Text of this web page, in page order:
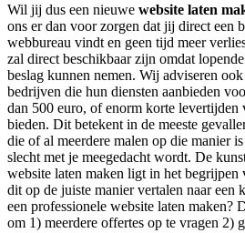
Wil jij dus een nieuwe website laten
ons er dan voor zorgen dat jij direct een
webbureau vindt en geen tijd meer
zal direct beschikbaar zijn omdat
beslag kunnen nemen. Wij adviseren
bedrijven die hun diensten aanbieden
dan 500 euro, of enorm korte levertijden
bieden. Dit betekent in de meeste
die of al meerdere malen op die manier
slecht met je meegedacht wordt. De
website laten maken ligt in het begrijpen
dit op de juiste manier vertalen naar een
een professionele website laten maken?
om 1) meerdere offertes op te vragen 2)